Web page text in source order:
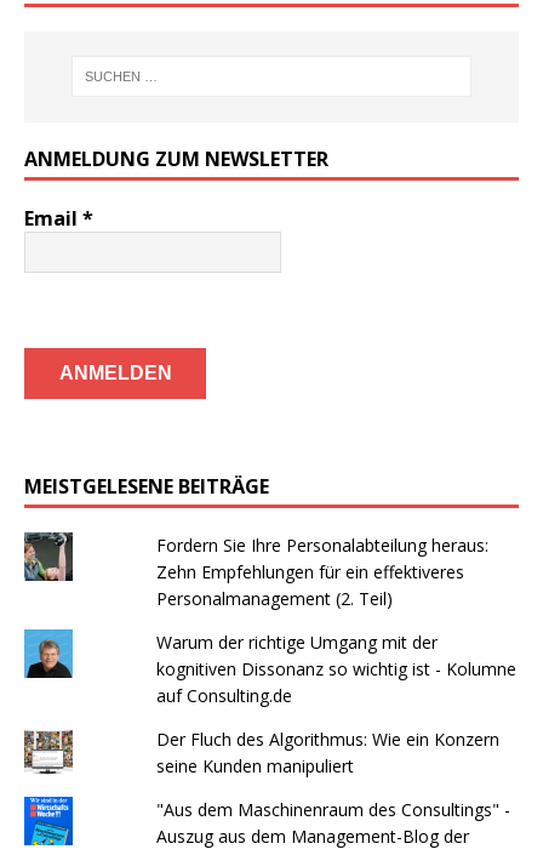
ANMELDUNG ZUM NEWSLETTER
Email *
MEISTGELESENE BEITRÄGE
Fordern Sie Ihre Personalabteilung heraus:
Zehn Empfehlungen für ein effektiveres
Personalmanagement (2. Teil)
Warum der richtige Umgang mit der
kognitiven Dissonanz so wichtig ist - Kolumne
auf Consulting.de
Der Fluch des Algorithmus: Wie ein Konzern
seine Kunden manipuliert
"Aus dem Maschinenraum des Consultings" -
Auszug aus dem Management-Blog der